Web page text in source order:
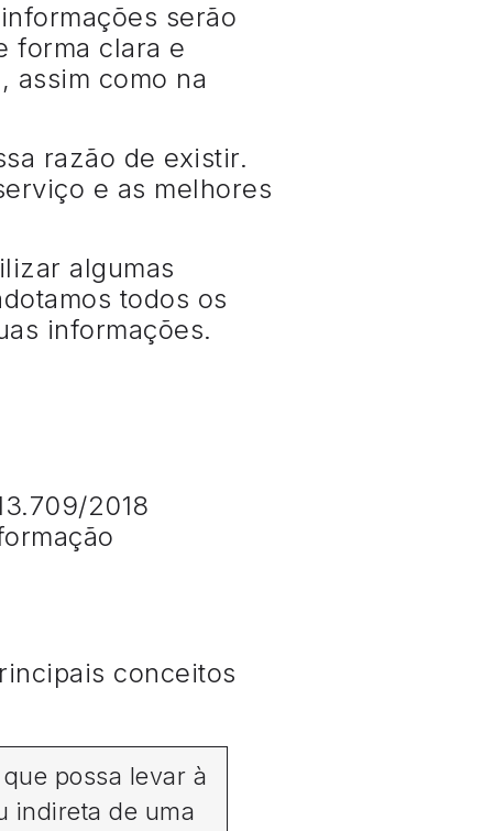
serão
forma clara e
assim como na
razão de existir.
e as melhores
algumas
todos os
informações.
2018
conceitos
possa levar à
indireta de uma